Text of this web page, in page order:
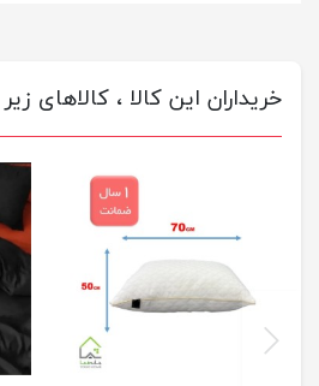
خریداران این کالا ، کالاهای
previus